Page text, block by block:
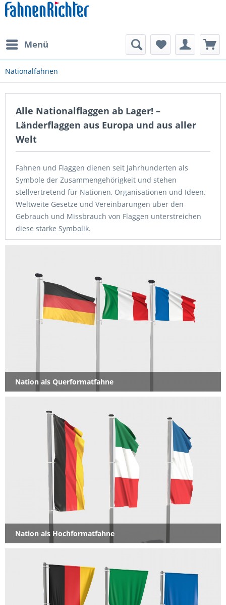
Menü
Nationalfahnen
Alle Nationalflaggen ab Lager! –
Länderflaggen aus Europa und aus aller
Welt
Fahnen und Flaggen dienen seit Jahrhunderten als
Symbole der Zusammengehörigkeit und stehen
stellvertretend für Nationen, Organisationen und Ideen.
Weltweite Gesetze und Vereinbarungen über den
Gebrauch und Missbrauch von Flaggen unterstreichen
diese starke Symbolik.
Sie privat Ihre Verbundenheit. An öffentlichen Gebäuden
sind Nationalflaggen ein wichtiger Bestandteil.
In der Kategorie Fanfahnen (Gut und günstig) bieten wir
Ihnen Nationenfahnen in einer günstigen Variante
an. Die Länderflaggen liefern wir überweigend ab Lager
in verschiedenen Ausführungen. In unserem Sortiment
finden Sie auch die entsprechende Ergänzungen wie z.B.
Tischfahnen und Fahnen-Zubehör.
Nation als Querformatfahne
Nation als Hochformatfahne